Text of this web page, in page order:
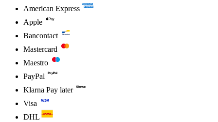
American Express
Apple
Bancontact
Mastercard
Maestro
PayPal
Klarna Pay later
Visa
DHL